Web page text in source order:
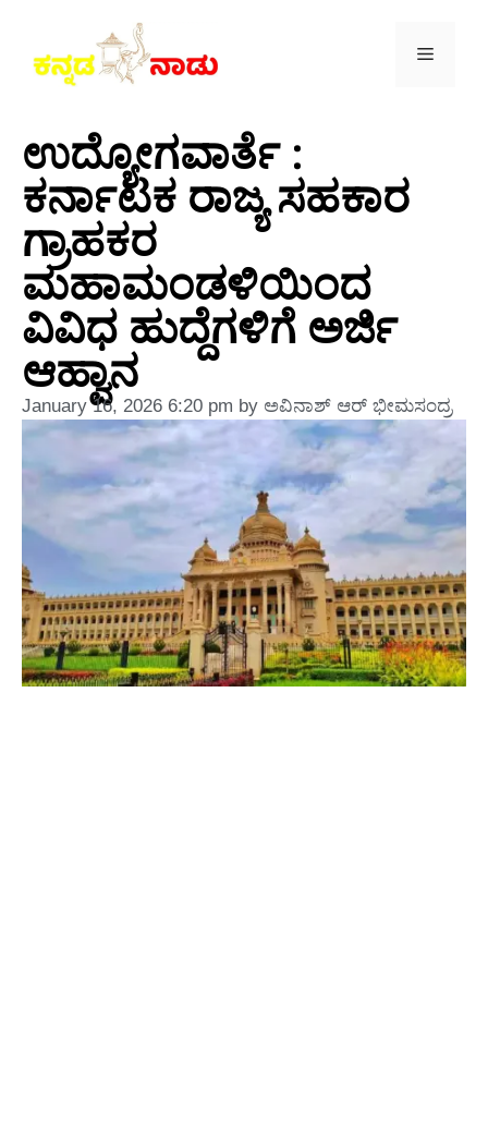
ಉದ್ಯೋಗವಾರ್ತೆ :
ಕರ್ನಾಟಕ ರಾಜ್ಯ ಸಹಕಾರ
ಗ್ರಾಹಕರ
ಮಹಾಮಂಡಳಿಯಿಂದ
ವಿವಿಧ ಹುದ್ದೆಗಳಿಗೆ ಅರ್ಜಿ
ಆಹ್ವಾನ
January 16, 2026 6:20 pm by ಅವಿನಾಶ್‌ ಆರ್‌ ಭೀಮಸಂದ್ರ